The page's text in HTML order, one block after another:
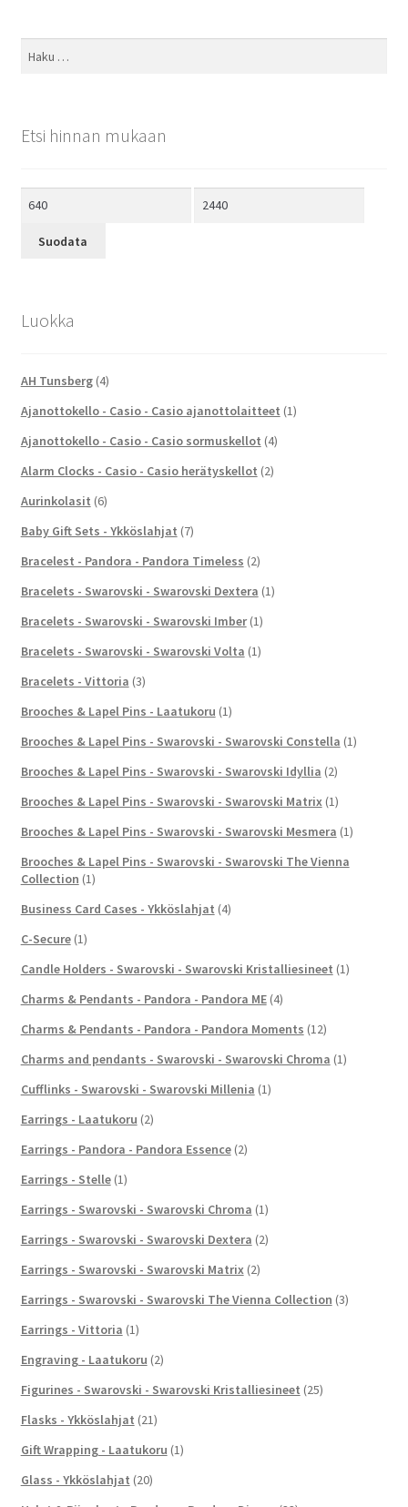
Etsi hinnan mukaan
Suodata
Luokka
AH Tunsberg (4)
Ajanottokello - Casio - Casio ajanottolaitteet (1)
Ajanottokello - Casio - Casio sormuskellot (4)
Alarm Clocks - Casio - Casio herätyskellot (2)
Aurinkolasit (6)
Baby Gift Sets - Ykköslahjat (7)
Bracelest - Pandora - Pandora Timeless (2)
Bracelets - Swarovski - Swarovski Dextera (1)
Bracelets - Swarovski - Swarovski Imber (1)
Bracelets - Swarovski - Swarovski Volta (1)
Bracelets - Vittoria (3)
Brooches & Lapel Pins - Laatukoru (1)
Brooches & Lapel Pins - Swarovski - Swarovski Constella (1)
Brooches & Lapel Pins - Swarovski - Swarovski Idyllia (2)
Brooches & Lapel Pins - Swarovski - Swarovski Matrix (1)
Brooches & Lapel Pins - Swarovski - Swarovski Mesmera (1)
Brooches & Lapel Pins - Swarovski - Swarovski The Vienna
Collection (1)
Business Card Cases - Ykköslahjat (4)
C-Secure (1)
Candle Holders - Swarovski - Swarovski Kristalliesineet (1)
Charms & Pendants - Pandora - Pandora ME (4)
Charms & Pendants - Pandora - Pandora Moments (12)
Charms and pendants - Swarovski - Swarovski Chroma (1)
Cufflinks - Swarovski - Swarovski Millenia (1)
Earrings - Laatukoru (2)
Earrings - Pandora - Pandora Essence (2)
Earrings - Stelle (1)
Earrings - Swarovski - Swarovski Chroma (1)
Earrings - Swarovski - Swarovski Dextera (2)
Earrings - Swarovski - Swarovski Matrix (2)
Earrings - Swarovski - Swarovski The Vienna Collection (3)
Earrings - Vittoria (1)
Engraving - Laatukoru (2)
Figurines - Swarovski - Swarovski Kristalliesineet (25)
Flasks - Ykköslahjat (21)
Gift Wrapping - Laatukoru (1)
Glass - Ykköslahjat (20)